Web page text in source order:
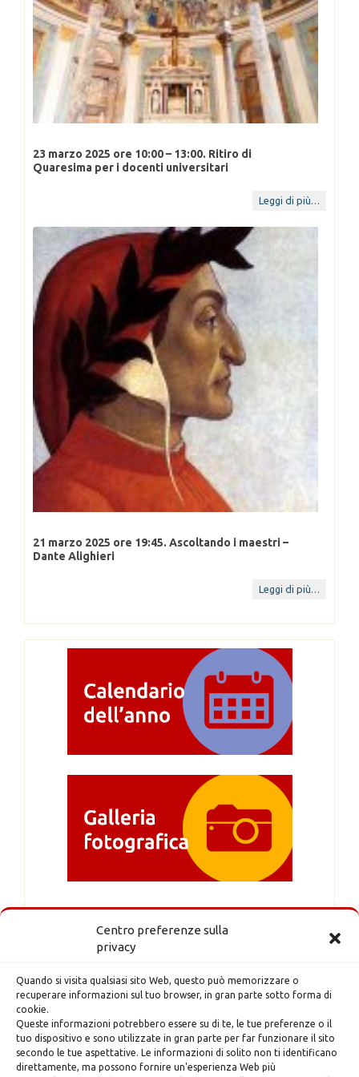
Centro preferenze sulla
privacy
Quando si visita qualsiasi sito Web, questo può memorizzare o
recuperare informazioni sul tuo browser, in gran parte sotto forma di
cookie.
Queste informazioni potrebbero essere su di te, le tue preferenze o il
tuo dispositivo e sono utilizzate in gran parte per far funzionare il sito
secondo le tue aspettative. Le informazioni di solito non ti identificano
direttamente, ma possono fornire un'esperienza Web più
23 marzo 2025 ore 10:00 – 13:00. Ritiro di
Quaresima per i docenti universitari
Leggi di più…
21 marzo 2025 ore 19:45. Ascoltando i maestri –
Dante Alighieri
Leggi di più…
Indirizzo: